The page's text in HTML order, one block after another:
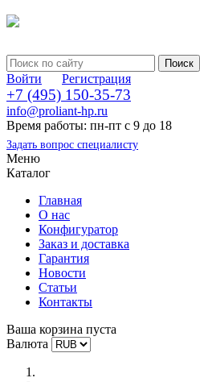
Войти Регистрация
+7 (495) 150-35-73
info@proliant-hp.ru
Время работы: пн-пт с 9 до 18
Задать вопрос специалисту
Меню
Каталог
Главная
О нас
Конфигуратор
Заказ и доставка
Гарантия
Новости
Статьи
Контакты
Ваша корзина пуста
Валюта